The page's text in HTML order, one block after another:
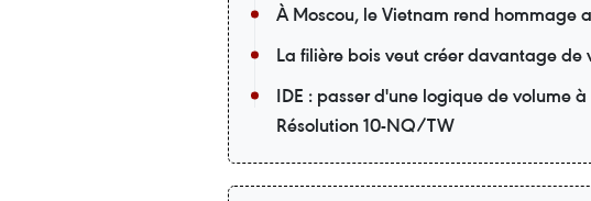
À Moscou, le Vietnam rend hommage
La filière bois veut créer davantage de
IDE : passer d'une logique de volume
Résolution 10-NQ/TW